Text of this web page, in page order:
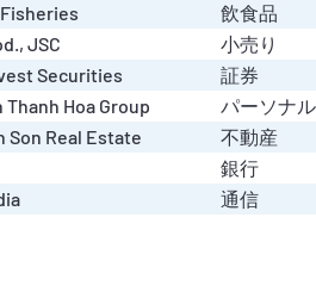
飲食品
JSC 小売り
Securities 証券
Thanh Hoa Group パーソナ
Son Real Estate 不動産
銀行
通信